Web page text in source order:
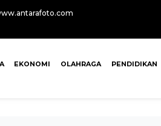
EKONOMI OLAHRAGA PENDIDIKAN